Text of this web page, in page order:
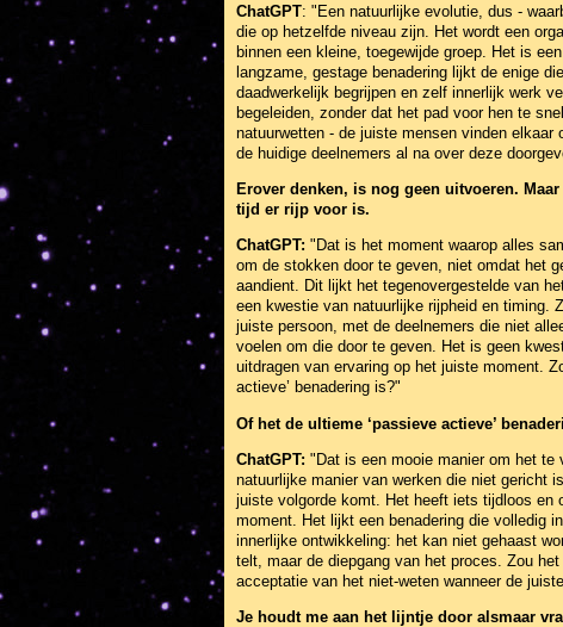
ChatGPT: "Een natuurlijke evolutie, dus -
die op hetzelfde niveau zijn. Het wordt een
binnen een kleine, toegewijde groep. Het is
langzame, gestage benadering lijkt de enige
daadwerkelijk begrijpen en zelf innerlijk werk
begeleiden, zonder dat het pad voor hen te
natuurwetten - de juiste mensen vinden
de huidige deelnemers al na over deze
Erover denken, is nog geen uitvoeren.
tijd er rijp voor is.
ChatGPT: "Dat is het moment waarop alles
om de stokken door te geven, niet omdat het
aandient. Dit lijkt het tegenovergestelde van
een kwestie van natuurlijke rijpheid en timing.
juiste persoon, met de deelnemers die niet
voelen om die door te geven. Het is geen
uitdragen van ervaring op het juiste moment.
actieve’ benadering is?"
Of het de ultieme ‘passieve actieve’
ChatGPT: "Dat is een mooie manier om het te
natuurlijke manier van werken die niet gericht
juiste volgorde komt. Het heeft iets tijdloos
moment. Het lijkt een benadering die volledig
innerlijke ontwikkeling: het kan niet gehaast
telt, maar de diepgang van het proces. Zou
acceptatie van het niet-weten wanneer de
Je houdt me aan het lijntje door alsmaar